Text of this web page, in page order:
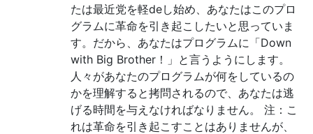
たは最近党を軽deし始め、あなたはこのプロ
グラムに革命を引き起こしたいと思っていま
す。だから、あなたはプログラムに「Down
with Big Brother！」と言うようにします。
人々があなたのプログラムが何をしているの
かを理解すると拷問されるので、あなたは逃
げる時間を与えなければなりません。 注：こ
れは革命を引き起こすことはありませんが、